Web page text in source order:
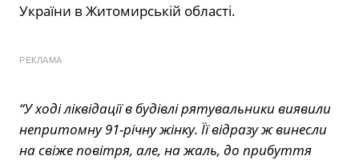
України в Житомирській області.
РЕКЛАМА
“У ході ліквідації в будівлі рятувальники виявили
непритомну 91-річну жінку. Її відразу ж винесли
на свіже повітря, але, на жаль, до прибуття